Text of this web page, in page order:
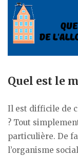
Quel est le
Il est difficile de
? Tout
particulière. De
l’organisme